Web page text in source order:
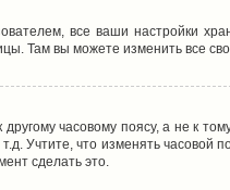
все ваши настройки
Там вы можете изменить все
часовому поясу, а не к
Учтите, что изменять часовой
сделать это.